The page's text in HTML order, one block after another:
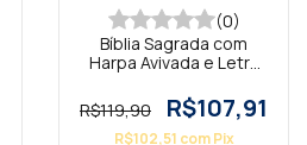
(0)
Bíblia Sagrada com
Harpa Avivada e Letra
Minimalista Marrom
R$119,90 R$107,91
R$102,51 com Pix